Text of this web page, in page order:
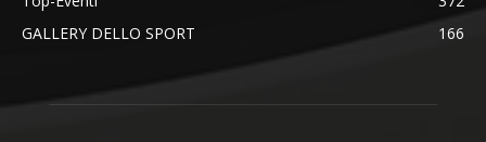
GALLERY DELLO SPORT
166